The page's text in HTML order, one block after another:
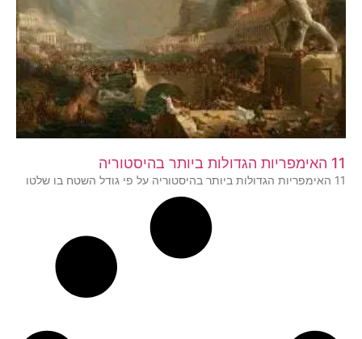
11 האימפריות הגדולות ביותר בהיסטוריה
11 האימפריות הגדולות ביותר בהיסטוריה על פי גודל השטח בו שלטו